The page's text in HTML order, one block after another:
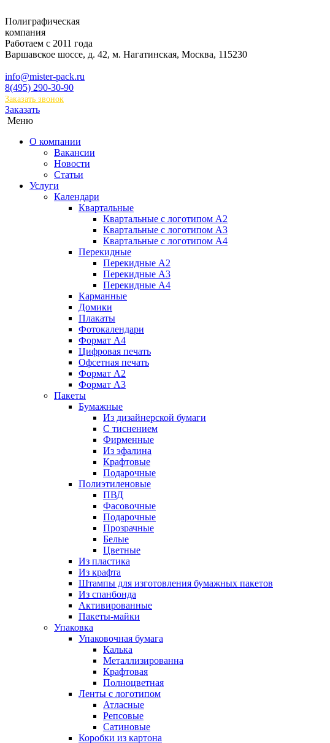
Полиграфическая
компания
Работаем с 2011 года
Варшавское шоссе, д. 42, м. Нагатинская, Москва, 115230
info@mister-pack.ru
8(495) 290-30-90
Заказать звонок
Заказать
Меню
О компании
Вакансии
Новости
Статьи
Услуги
Календари
Квартальные
Квартальные с логотипом А2
Квартальные с логотипом А3
Квартальные с логотипом А4
Перекидные
Перекидные А2
Перекидные А3
Перекидные А4
Карманные
Домики
Плакаты
Фотокалендари
Формат А4
Цифровая печать
Офсетная печать
Формат А2
Формат А3
Пакеты
Бумажные
Из дизайнерской бумаги
C тиснением
Фирменные
Из эфалина
Крафтовые
Подарочные
Полиэтиленовые
ПВД
Фасовочные
Подарочные
Прозрачные
Белые
Цветные
Из пластика
Из крафта
Штампы для изготовления бумажных пакетов
Из спанбонда
Активированные
Пакеты-майки
Упаковка
Упаковочная бумага
Калька
Металлизированна
Крафтовая
Полноцветная
Ленты с логотипом
Атласные
Репсовые
Сатиновые
Коробки из картона